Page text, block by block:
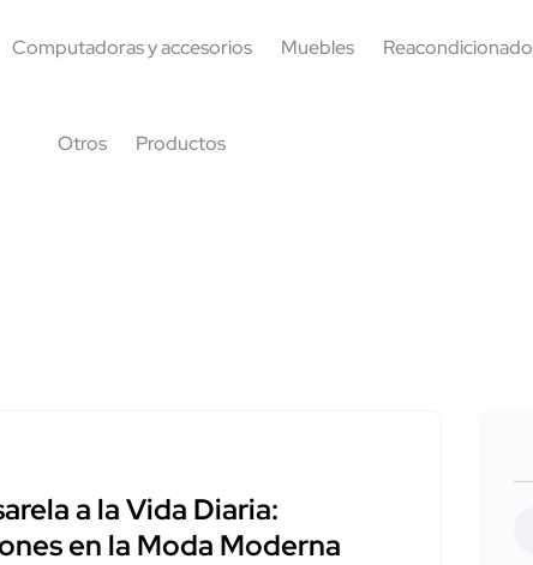
Computadoras y accesorios Muebles Reacondicionado
Otros Productos
a la Vida Diaria:
en la Moda Moderna